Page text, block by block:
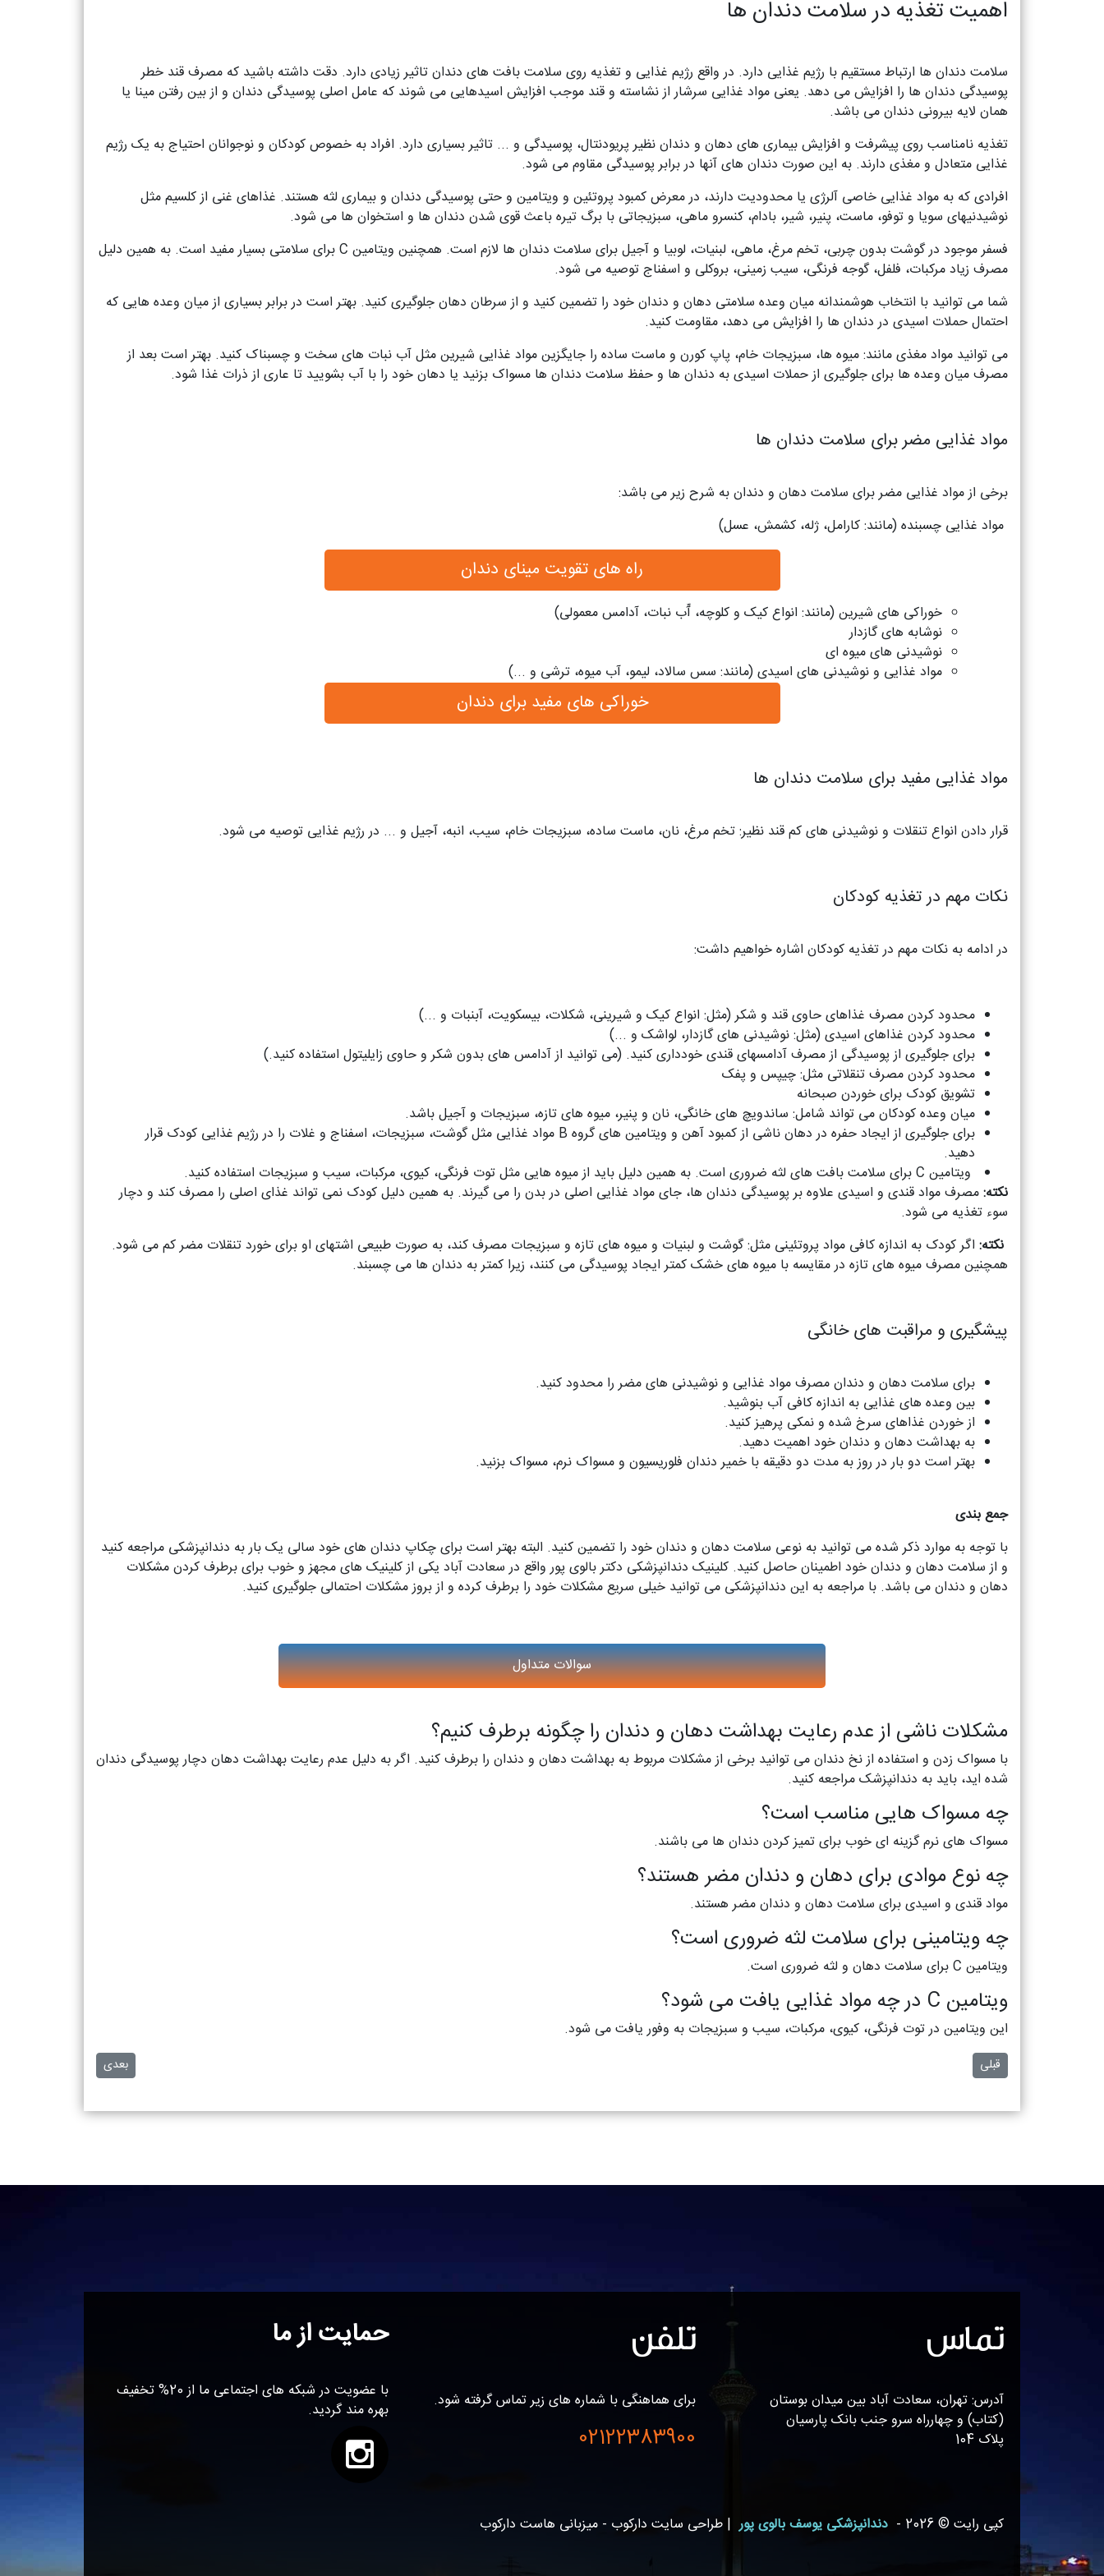
اهمیت تغذیه در سلامت دندان ها
سلامت دندان ها ارتباط مستقیم با رژیم غذایی دارد. در واقع رژیم غذایی و تغذیه روی سلامت بافت های دندان تاثیر زیادی دارد. دقت داشته باشید که مصرف قند خطر
پوسیدگی دندان ها را افزایش می دهد. یعنی مواد غذایی سرشار از نشاسته و قند موجب افزایش اسیدهایی می شوند که عامل اصلی پوسیدگی دندان و از بین رفتن مینا یا
همان لایه بیرونی دندان می باشد.
تغذیه نامناسب روی پیشرفت و افزایش بیماری های دهان و دندان نظیر پریودنتال، پوسیدگی و ... تاثیر بسیاری دارد. افراد به خصوص کودکان و نوجوانان احتیاج به یک رژیم
غذایی متعادل و مغذی دارند. به این صورت دندان های آنها در برابر پوسیدگی مقاوم می شود.
افرادی که به مواد غذایی خاصی آلرژی یا محدودیت دارند، در معرض کمبود پروتئین و ویتامین و حتی پوسیدگی دندان و بیماری لثه هستند. غذاهای غنی از کلسیم مثل
نوشیدنیهای سویا و توفو، ماست، پنیر، شیر، بادام، کنسرو ماهی، سبزیجاتی با برگ تیره باعث قوی شدن دندان ها و استخوان ها می شود.
فسفر موجود در گوشت بدون چربی، تخم مرغ، ماهی، لبنیات، لوبیا و آجیل برای سلامت دندان ها لازم است. همچنین ویتامین C برای سلامتی بسیار مفید است. به همین دلیل
مصرف زیاد مرکبات، فلفل، گوجه فرنگی، سیب زمینی، بروکلی و اسفناج توصیه می شود.
شما می توانید با انتخاب هوشمندانه میان وعده سلامتی دهان و دندان خود را تضمین کنید و از سرطان دهان جلوگیری کنید. بهتر است در برابر بسیاری از میان وعده هایی که
احتمال حملات اسیدی در دندان ها را افزایش می دهد، مقاومت کنید.
می توانید مواد مغذی مانند: میوه ها، سبزیجات خام، پاپ کورن و ماست ساده را جایگزین مواد غذایی شیرین مثل آب نبات های سخت و چسبناک کنید. بهتر است بعد از
مصرف میان وعده ها برای جلوگیری از حملات اسیدی به دندان ها و حفظ سلامت دندان ها مسواک بزنید یا دهان خود را با آب بشویید تا عاری از ذرات غذا شود.
مواد غذایی مضر برای سلامت دندان ها
برخی از مواد غذایی مضر برای سلامت دهان و دندان به شرح زیر می باشد:
مواد غذایی چسبنده (مانند: کارامل، ژله، کشمش، عسل)
راه های تقویت مینای دندان
خوراکی های شیرین (مانند: انواع کیک و کلوچه، آّب نبات، آدامس معمولی)
نوشابه های گازدار
نوشیدنی های میوه ای
مواد غذایی و نوشیدنی های اسیدی (مانند: سس سالاد، لیمو، آب میوه، ترشی و ...)
خوراکی های مفید برای دندان
مواد غذایی مفید برای سلامت دندان ها
قرار دادن انواع تنقلات و نوشیدنی های کم قند نظیر: تخم مرغ، نان، ماست ساده، سبزیجات خام، سیب، انبه، آجیل و ... در رژیم غذایی توصیه می شود.
نکات مهم در تغذیه کودکان
در ادامه به نکات مهم در تغذیه کودکان اشاره خواهیم داشت:
محدود کردن مصرف غذاهای حاوی قند و شکر (مثل: انواع کیک و شیرینی، شکلات، بیسکویت، آبنبات و ...)
محدود کردن غذاهای اسیدی (مثل: نوشیدنی های گازدار، لواشک و ...)
برای جلوگیری از پوسیدگی از مصرف آدامسهای قندی خودداری کنید. (می توانید از آدامس های بدون شکر و حاوی زایلیتول استفاده کنید.)
محدود کردن مصرف تنقلاتی مثل: چیپس و پفک
تشویق کودک برای خوردن صبحانه
میان وعده کودکان می تواند شامل: ساندویچ های خانگی، نان و پنیر، میوه های تازه، سبزیجات و آجیل باشد.
برای جلوگیری از ایجاد حفره در دهان ناشی از کمبود آهن و ویتامین های گروه B مواد غذایی مثل گوشت، سبزیجات، اسفناج و غلات را در رژیم غذایی کودک قرار
دهید.
ویتامین C برای سلامت بافت های لثه ضروری است. به همین دلیل باید از میوه هایی مثل توت فرنگی، کیوی، مرکبات، سیب و سبزیجات استفاده کنید.
نکته:مصرف مواد قندی و اسیدی علاوه بر پوسیدگی دندان ها، جای مواد غذایی اصلی در بدن را می گیرند. به همین دلیل کودک نمی تواند غذای اصلی را مصرف کند و دچار
سوء تغذیه می شود.
نکته: اگر کودک به اندازه کافی مواد پروتئینی مثل: گوشت و لبنیات و میوه های تازه و سبزیجات مصرف کند، به صورت طبیعی اشتهای او برای خورد تنقلات مضر کم می شود.
همچنین مصرف میوه های تازه در مقایسه با میوه های خشک کمتر ایجاد پوسیدگی می کنند، زیرا کمتر به دندان‌ ها می چسبند.
پیشگیری و مراقبت های خانگی
برای سلامت دهان و دندان مصرف مواد غذایی و نوشیدنی های مضر را محدود کنید.
بین وعده های غذایی به اندازه کافی آب بنوشید.
از خوردن غذاهای سرخ شده و نمکی پرهیز کنید.
به بهداشت دهان و دندان خود اهمیت دهید.
بهتر است دو بار در روز به مدت دو دقیقه با خمیر دندان فلوریسیون و مسواک نرم، مسواک بزنید.
جمع بندی
با توجه به موارد ذکر شده می توانید به نوعی سلامت دهان و دندان خود را تضمین کنید. البته بهتر است برای چکاپ دندان های خود سالی یک بار به دندانپزشکی مراجعه کنید
و از سلامت دهان و دندان خود اطمینان حاصل کنید. کلینیک دندانپزشکی دکتر بالوی پور واقع در سعادت آباد یکی از کلینیک های مجهز و خوب برای برطرف کردن مشکلات
دهان و دندان می باشد. با مراجعه به این دندانپزشکی می توانید خیلی سریع مشکلات خود را برطرف کرده و از بروز مشکلات احتمالی جلوگیری کنید.
سوالات متداول
مشکلات ناشی از عدم رعایت بهداشت دهان و دندان را چگونه برطرف کنیم؟
با مسواک زدن و استفاده از نخ دندان می توانید برخی از مشکلات مربوط به بهداشت دهان و دندان را برطرف کنید. اگر به دلیل عدم رعایت بهداشت دهان دچار پوسیدگی دندان
شده اید، باید به دندانپزشک مراجعه کنید.
چه مسواک هایی مناسب است؟
مسواک های نرم گزینه ای خوب برای تمیز کردن دندان ها می باشند.
چه نوع موادی برای دهان و دندان مضر هستند؟
مواد قندی و اسیدی برای سلامت دهان و دندان مضر هستند.
چه ویتامینی برای سلامت لثه ضروری است؟
ویتامین C برای سلامت دهان و لثه ضروری است.
ویتامین C در چه مواد غذایی یافت می شود؟
این ویتامین در توت فرنگی، کیوی، مرکبات، سیب و سبزیجات به وفور یافت می شود.
مطلب قبلی: بلیچینگ دندان چقدر دوام دارد؟
قبلی مطلب بعدی: جراحی دندان و
بعدی
تماس
آدرس: تهران، سعادت آباد بین میدان بوستان
(کتاب) و چهارراه سرو جنب بانک پارسیان
پلاک 104
تلفن
برای هماهنگی با شماره های زیر تماس گرفته شود.
02122383900
حمایت از ما
با عضویت در شبکه های اجتماعی ما از 20% تخفیف
بهره مند گردید.
کپی رایت © 2026 - دندانپزشکی یوسف بالوی پور | طراحی سایت دارکوب - میزبانی هاست دارکوب